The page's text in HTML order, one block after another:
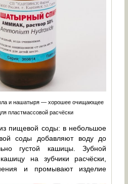
и нашатыря — хорошее очищающее
пластмассовой расчёски
пищевой соды: в небольшое
соды добавляют воду до
густой кашицы. Зубной
на зубчики расчёски,
и промывают изделие